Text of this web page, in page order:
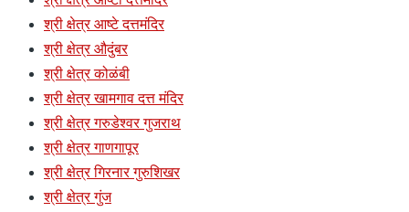
श्री क्षेत्र आष्टे दत्तमंदिर
श्री क्षेत्र औदुंबर
श्री क्षेत्र कोळंबी
श्री क्षेत्र खामगाव दत्त मंदिर
श्री क्षेत्र गरुडेश्वर गुजराथ
श्री क्षेत्र गाणगापूर
श्री क्षेत्र गिरनार गुरुशिखर
श्री क्षेत्र गुंज